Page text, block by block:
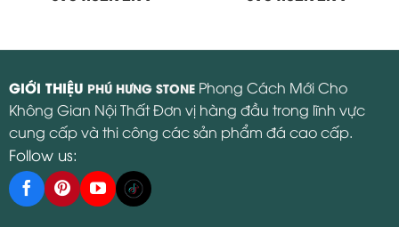
GIỚI THIỆU PHÚ HƯNG STONE Phong Cách Mới Cho
Không Gian Nội Thất Đơn vị hàng đầu trong lĩnh vực
cung cấp và thi công các sản phẩm đá cao cấp.
Follow us: